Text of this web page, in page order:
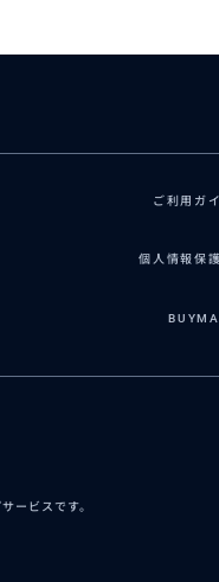
ご利用ガ
個人情報保
BUYMA
ービスです。